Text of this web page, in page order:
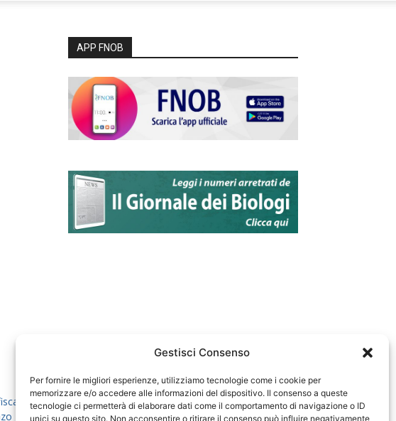
Gestisci Consenso
Per fornire le migliori esperienze, utilizziamo tecnologie come i cookie per
memorizzare e/o accedere alle informazioni del dispositivo. Il consenso a queste
tecnologie ci permetterà di elaborare dati come il comportamento di navigazione o ID
unici su questo sito. Non acconsentire o ritirare il consenso può influire negativamente
APP FNOB
80069130583
D'Anna